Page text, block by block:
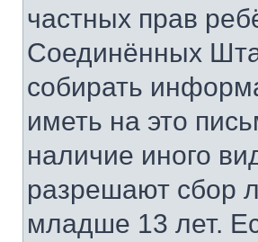
частных прав
Соединённых
собирать
иметь на это
наличие иного
разрешают сбор
младше 13 лет.